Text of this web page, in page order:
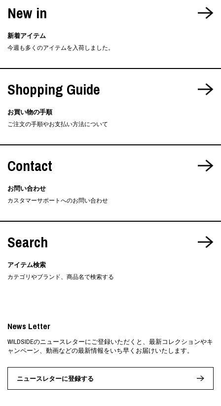
New in
新着アイテム
今週も多くのアイテムを入荷しました。
Shopping Guide
お買い物の手順
ご注文の手順やお支払い方法について
Contact
お問い合わせ
カスタマーサポートへのお問い合わせ
Search
アイテム検索
カテゴリやブランド、商品名で検索する
News Letter
WILDSIDEのニュースレターにご登録いただくと、最新コレクションやキ
ャンペーン、動画などの最新情報をいち早くお届けいたします。
ニュースレターに登録する